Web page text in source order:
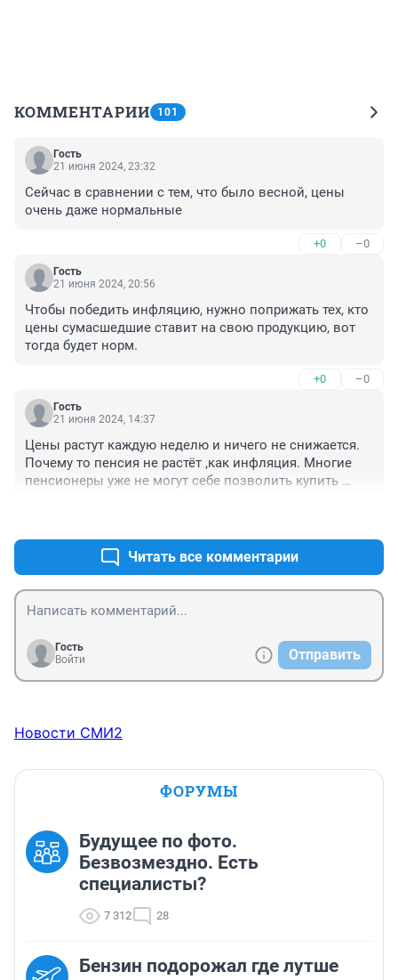
КОММЕНТАРИИ 101
Гость
21 июня 2024, 23:32
Сейчас в сравнении с тем, что было весной, цены
очень даже нормальные
+0 –0
Гость
21 июня 2024, 20:56
Чтобы победить инфляцию, нужно поприжать тех, кто
цены сумасшедшие ставит на свою продукцию, вот
тогда будет норм.
+0 –0
Гость
21 июня 2024, 14:37
Цены растут каждую неделю и ничего не снижается.
Почему то пенсия не растёт ,как инфляция. Многие
пенсионеры уже не могут себе позволить купить
Читать все комментарии
Гость
Войти
Отправить
Новости СМИ2
ФОРУМЫ
Будущее по фото.
Безвозмездно. Есть
специалисты?
7 312 28
Бензин подорожал где лутше